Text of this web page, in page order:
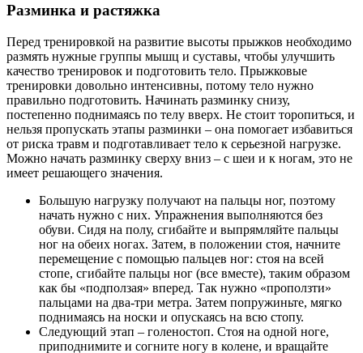
Разминка и растяжка
Перед тренировкой на развитие высоты прыжков необходимо
размять нужные группы мышц и суставы, чтобы улучшить
качество тренировок и подготовить тело. Прыжковые
тренировки довольно интенсивны, потому тело нужно
правильно подготовить. Начинать разминку снизу,
постепенно поднимаясь по телу вверх. Не стоит торопиться, и
нельзя пропускать этапы разминки – она помогает избавиться
от риска травм и подготавливает тело к серьезной нагрузке.
Можно начать разминку сверху вниз – с шеи и к ногам, это не
имеет решающего значения.
Большую нагрузку получают на пальцы ног, поэтому
начать нужно с них. Упражнения выполняются без
обуви. Сидя на полу, сгибайте и выпрямляйте пальцы
ног на обеих ногах. Затем, в положении стоя, начните
перемещение с помощью пальцев ног: стоя на всей
стопе, сгибайте пальцы ног (все вместе), таким образом
как бы «подползая» вперед. Так нужно «проползти»
пальцами на два-три метра. Затем попружиньте, мягко
поднимаясь на носки и опускаясь на всю стопу.
Следующий этап – голеностоп. Стоя на одной ноге,
приподнимите и согните ногу в колене, и вращайте